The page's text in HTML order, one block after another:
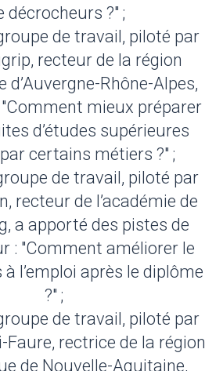
décrocheurs ?" ;
de travail, piloté par
recteur de la région
d’Auvergne-Rhône-Alpes,
mieux préparer
d’études supérieures
certains métiers ?" ;
de travail, piloté par
recteur de l’académie de
a apporté des pistes de
: "Comment améliorer le
à l’emploi après le diplôme
?" ;
de travail, piloté par
Faure, rectrice de la région
de Nouvelle-Aquitaine,